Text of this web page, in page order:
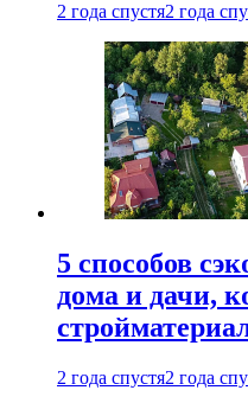
2 года спустя2 года
5 способов
дома и дачи,
2 года спустя2 года